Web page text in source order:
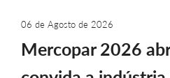
06 de Agosto de 2026
Mercopar 2026